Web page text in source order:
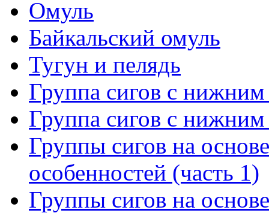
Омуль
Байкальский омуль
Тугун и пелядь
Группа сигов с
Группа сигов с
Группы сигов на
особенностей (часть 1)
Группы сигов на